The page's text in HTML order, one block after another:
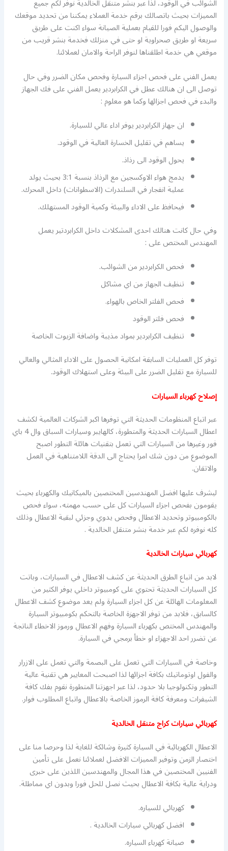
الشوائب في الوقود، لذا عبر بنشر متنقل الخالدية نوفر لكم جميع
المميزات بحيث باتصالك برقم خدمة العملاء يمكننا من تحديد موقعك
والوصول اليكم فورا للقيام بعملية الصيانة سواء اكنت على طريق
سريعة او طريق صحراوية او حتى في منزلك فخدمة بنشر قريب من
موقعي هي خدمة اطلقناها لنوفر الراحة والامان لعملائنا.
يعمل الفني على فحص اجزاء السيارة وفحص مكان الضرر وفي حال
توصل الى ان هنالك عطل في الكرابردير يعمل الفني على فك الجهاز
والبدء في فحص اجزائها وكما هو معلوم :
ان جهاز الكرابردير يوفر اداء عالي للسيارة.
يساهم في تقليل الخسارة العالية في الوقود.
يحول الوقود الى رذاذ.
يدمج هواء الاوكسجين مع الرذاذ بنسبة 3:1 بحيث يولد
عملية انفجار في السلندرات (الاسطوانات) داخل المحرك.
فيحافظ على الاداء والبيئة وكمية الوقود المستهلك.
وفي حال كانت هنالك احدى المشكلات داخل الكرابردتير يعمل
المهندس المختص على :
فحص الكرابردير من الشوائب.
تنظيف الجهاز من اي مشاكل
فحص الفلتر الخاص بالهواء.
فحص فلتر الوقود
تنظيف الكرابردير بمواد مذيبة واضافة الزيوت الخاصة
توفر كل العمليات السابقة امكانية الحصول على الاداء المثالي والعالي
للسيارة مع تقليل الضرر على البيئة وعلى استهلاك الوقود.
إصلاح كهرباء السيارات
عبر اتباع المنظومات الحديثة التي توفرها اكبر الشركات العالمية لكشف
اعطال السيارات الحديثة والمتطورة، كالهايبر وسيارات السباق وال 4 باي
فور وغيرها من السيارات التي تعمل بتقنيات هائلة التطور اصبح
الموضوع من دون شك امرا يحتاج الى الدقة اللامتناهية في العمل
والاتقان.
ليشرف عليها افضل المهندسين المختصين بالميكانيك والكهرباء بحيث
يقومون بفحص اجزاء السيارات كل على حسب مهمته، سواء فحص
بالكومبيوتر وتحديد الاعطال وفحص يدوي وجزئي لبقية الاعطال وذلك
كله نوفره لكم عبر خدمة بنشر متنقل الخالدية .
كهربائي سيارات الخالدية
لابد من اتباع الطرق الحديثة عن كشف الاعطال في السيارات، وباتت
كل السيارات الحديثة تحتوي على كومبيوتر داخلي يوفر الكثير من
المعلومات الهائلة عن كل اجزاء السيارة ولم يعد موضوع كشف الاعطال
كالسابق، فلابد من توفر الاجهزة الخاصة بالتحكم بكومبيوتر السيارة
والمهندس المختص بكهرباء السيارة وفهم الاعطال ورموز الاخطاء الناتجة
عن تضرر احد الاجهزاء او خطأ برمجي في السيارة.
وخاصة في السيارات التي تعمل على البصمة والتي تعمل على الازرار
والفول اوتوماتيك بكافة اجزائها لذا اصبحت المعايير هي تقنية عالية
التطور وتكنولوجيا بلا حدود، لذا عبر اجهزتنا المتطورة نقوم بفك كافة
الشيفرات ومعرفة كافة الرموز الخاصة بالاعطال واتباع المطلوب فوار.
كهربائي سيارات كراج متنقل الخالدية
الاعطال الكهربائية في السيارة كثيرة وشائكة للغاية لذا وحرصا منا على
اختصار الزمن وتوفير المميزات الافضل لعملائنا نعمل على تأمين
الفنيين المختصين في هذا المجال والمهندسين اللذين على خبرى
ودراية عالية بكافة الاعطال بحيث نصل للحل فورا وبدون اي مماطلة.
كهربائي للسياره.
افضل كهربائي سيارات الخالدية .
صيانة كهرباء السياره.